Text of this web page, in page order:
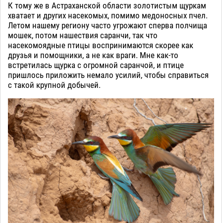
К тому же в Астраханской области золотистым щуркам
хватает и других насекомых, помимо медоносных пчел.
Летом нашему региону часто угрожают сперва полчища
мошек, потом нашествия саранчи, так что
насекомоядные птицы воспринимаются скорее как
друзья и помощники, а не как враги. Мне как-то
встретилась щурка с огромной саранчой, и птице
пришлось приложить немало усилий, чтобы справиться
с такой крупной добычей.